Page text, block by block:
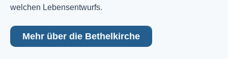
welchen Lebensentwurfs.
Mehr über die Bethelkirche